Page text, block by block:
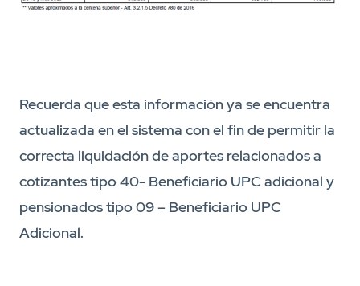
Recuerda que esta información ya se encuentra
actualizada en el sistema con el fin de permitir la
correcta liquidación de aportes relacionados a
cotizantes tipo 40- Beneficiario UPC adicional y
pensionados tipo 09 – Beneficiario UPC
Adicional.